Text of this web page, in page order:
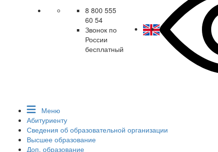
8 800 555
60 54
Звонок по
России
бесплатный
Меню
Абитуриенту
Сведения об образовательной организации
Высшее образование
Доп. образование